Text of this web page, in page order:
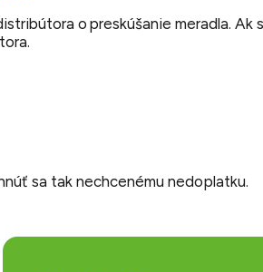
o preskúšanie meradla. Ak
sa tak nechcenému nedoplatku.